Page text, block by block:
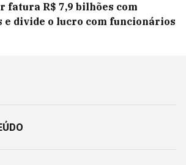
fatura R$ 7,9 bilhões com
e divide o lucro com funcionários